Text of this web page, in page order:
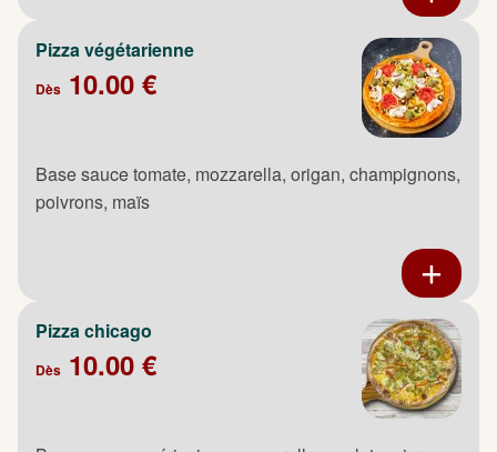
Pizza végétarienne
Dès 10.00 €
Base sauce tomate, mozzarella, origan, champignons,
poivrons, maïs
Pizza chicago
Dès 10.00 €